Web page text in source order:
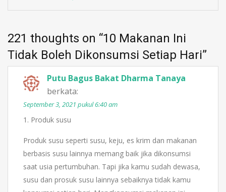
221 thoughts on “10 Makanan Ini
Tidak Boleh Dikonsumsi Setiap Hari”
Putu Bagus Bakat Dharma Tanaya
berkata:
September 3, 2021 pukul 6:40 am
1. Produk susu
Produk susu seperti susu, keju, es krim dan makanan
berbasis susu lainnya memang baik jika dikonsumsi
saat usia pertumbuhan. Tapi jika kamu sudah dewasa,
susu dan prosuk susu lainnya sebaiknya tidak kamu